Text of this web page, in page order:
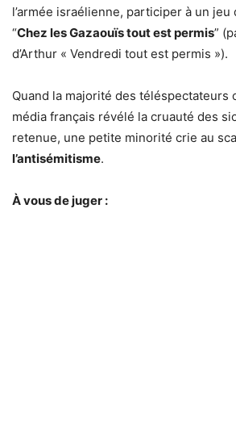
l’armée israélienne, participer à un
“Chez les Gazaouïs tout est permis”
d’Arthur « Vendredi tout est permis »).
Quand la majorité des téléspectateurs
média français révélé la cruauté des
retenue, une petite minorité crie au
l’antisémitisme.
À vous de juger :